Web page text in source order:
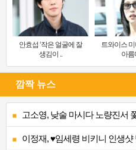
안효섭 ‘작은 얼굴에 잘
생김이 ..
트와이스 미
아름
깜짝 뉴스
고소영, 낮술 마시다 노량진서
이정재, ♥임세령 비키니 인생